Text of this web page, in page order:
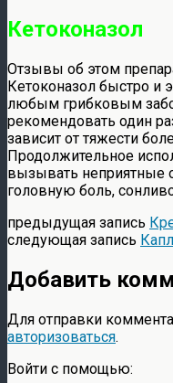
Кетоконазол
Отзывы об этом
Кетоконазол быстро и
любым грибковым
рекомендовать один
зависит от тяжести
Продолжительное
вызывать неприятные
головную боль,
предыдущая запись
следующая запись
Добавить
Для отправки
авторизоваться.
Войти с помощью: